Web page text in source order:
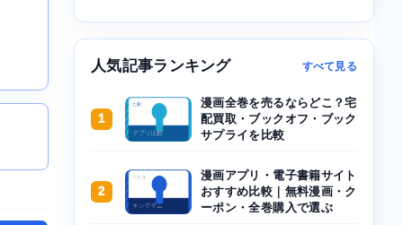
人気記事ランキング すべて見る
1
漫画全巻を売るならどこ？宅
配買取・ブックオフ・ブック
サプライを比較
2
漫画アプリ・電子書籍サイト
おすすめ比較｜無料漫画・ク
ーポン・全巻購入で選ぶ